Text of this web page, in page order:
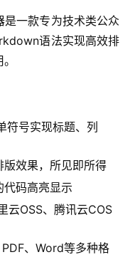
一款专为技术类公众
语法实现高效排
符号实现标题、列
版效果，所见即所得
代码高亮显示
云OSS、腾讯云COS
、Word等多种格